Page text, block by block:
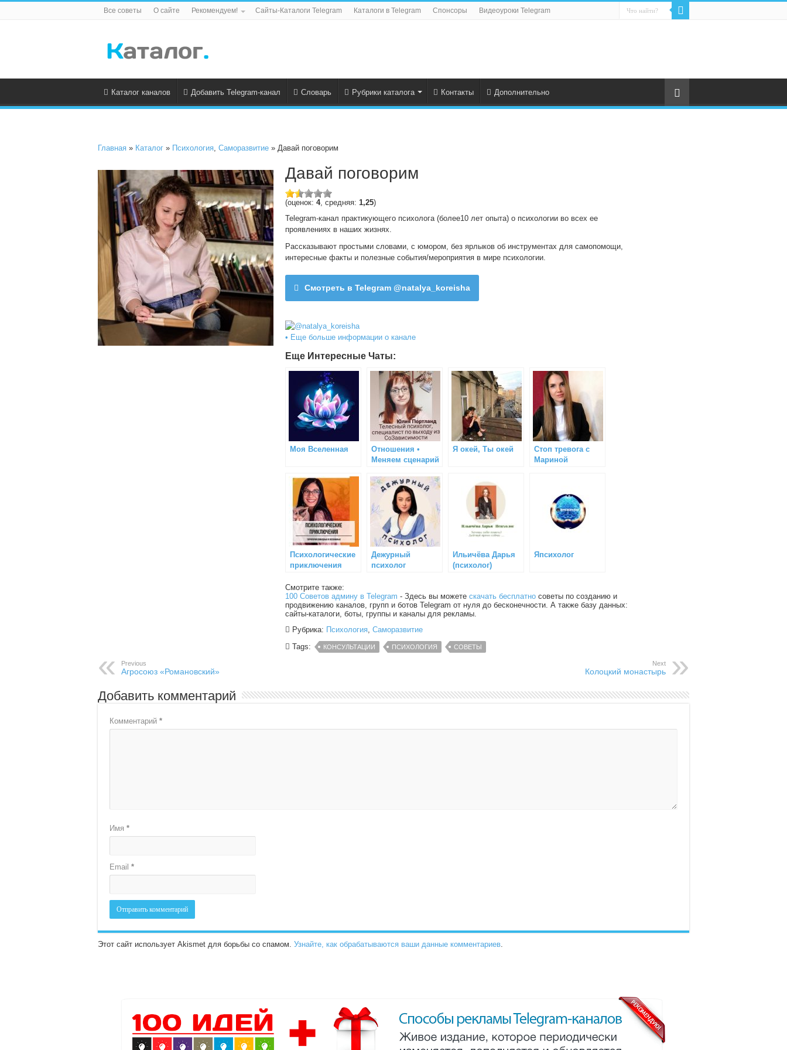
Все советы О сайте Рекомендуем! Сайты-Каталоги Telegram Каталоги в Telegram Спонсоры Видеоуроки Telegram
Каталог каналов Добавить Telegram-канал Словарь Рубрики каталога Контакты Дополнительно
Главная » Каталог » Психология Саморазвитие » Давай поговорим
Давай поговорим
(оценок: 4, средняя: 1,25)
Telegram-канал практикующего психолога (более10 лет опыта) о психологии во всех ее
проявлениях в наших жизнях.
Рассказывают простыми словами, с юмором, без ярлыков об инструментах для самопомощи,
интересные факты и полезные события/мероприятия в мире психологии.
Смотреть в Telegram @natalya_koreisha
• Еще больше информации о канале
Еще Интересные Чаты:
Моя Вселенная
Отношения •
Меняем сценарий
Я окей, Ты окей
Стоп тревога с
Мариной
Психологические
приключения
Дежурный
психолог
Ильичёва Дарья
(психолог)
Япсихолог
Смотрите также:
100 Советов админу в Telegram - Здесь вы можете скачать бесплатно советы по созданию и
продвижению каналов, групп и ботов Telegram от нуля до бесконечности. А также базу данных:
сайты-каталоги, боты, группы и каналы для рекламы.
Рубрика: Психология, Саморазвитие
Tags:
КОНСУЛЬТАЦИИ ПСИХОЛОГИЯ СОВЕТЫ
Previous
Агросоюз «Романовский»
Next
Колоцкий монастырь
Добавить комментарий
Комментарий *
Имя *
Email *
Этот сайт использует Akismet для борьбы со спамом. Узнайте, как обрабатываются ваши данные комментариев.